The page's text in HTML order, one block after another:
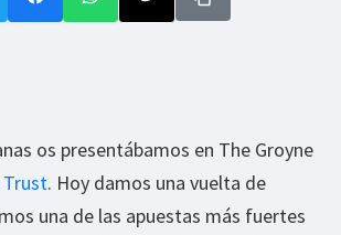
os presentábamos en The Groyne
Trust. Hoy damos una vuelta de
una de las apuestas más fuertes